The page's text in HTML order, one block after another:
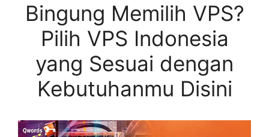
Bingung Memilih VPS?
Pilih VPS Indonesia
yang Sesuai dengan
Kebutuhanmu Disini